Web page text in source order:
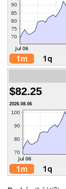
$82.25
2026.08.06